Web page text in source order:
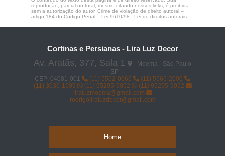
reprodução, parcial ou total, mesmo citando nossos links, é proibida
sem a autorização do autor. Crime de violação de direito autoral –
artigo 184 do Código Penal – Lei 9610/98 - Lei de direitos autorais.
Cortinas e Persianas - Lira Luz Decor
Av. Aratãs, 377, Sala 1
- Moema - São Paulo
- SP
CEP: 04081-001
(11) 5562-0666
(11) 5566-2000
(11) 3036-1609
(11) 95295-9052
(11) 95295-9052
liraluzmoema@gmail.com
rodrigoliraluzdecor@gmail.com
Home